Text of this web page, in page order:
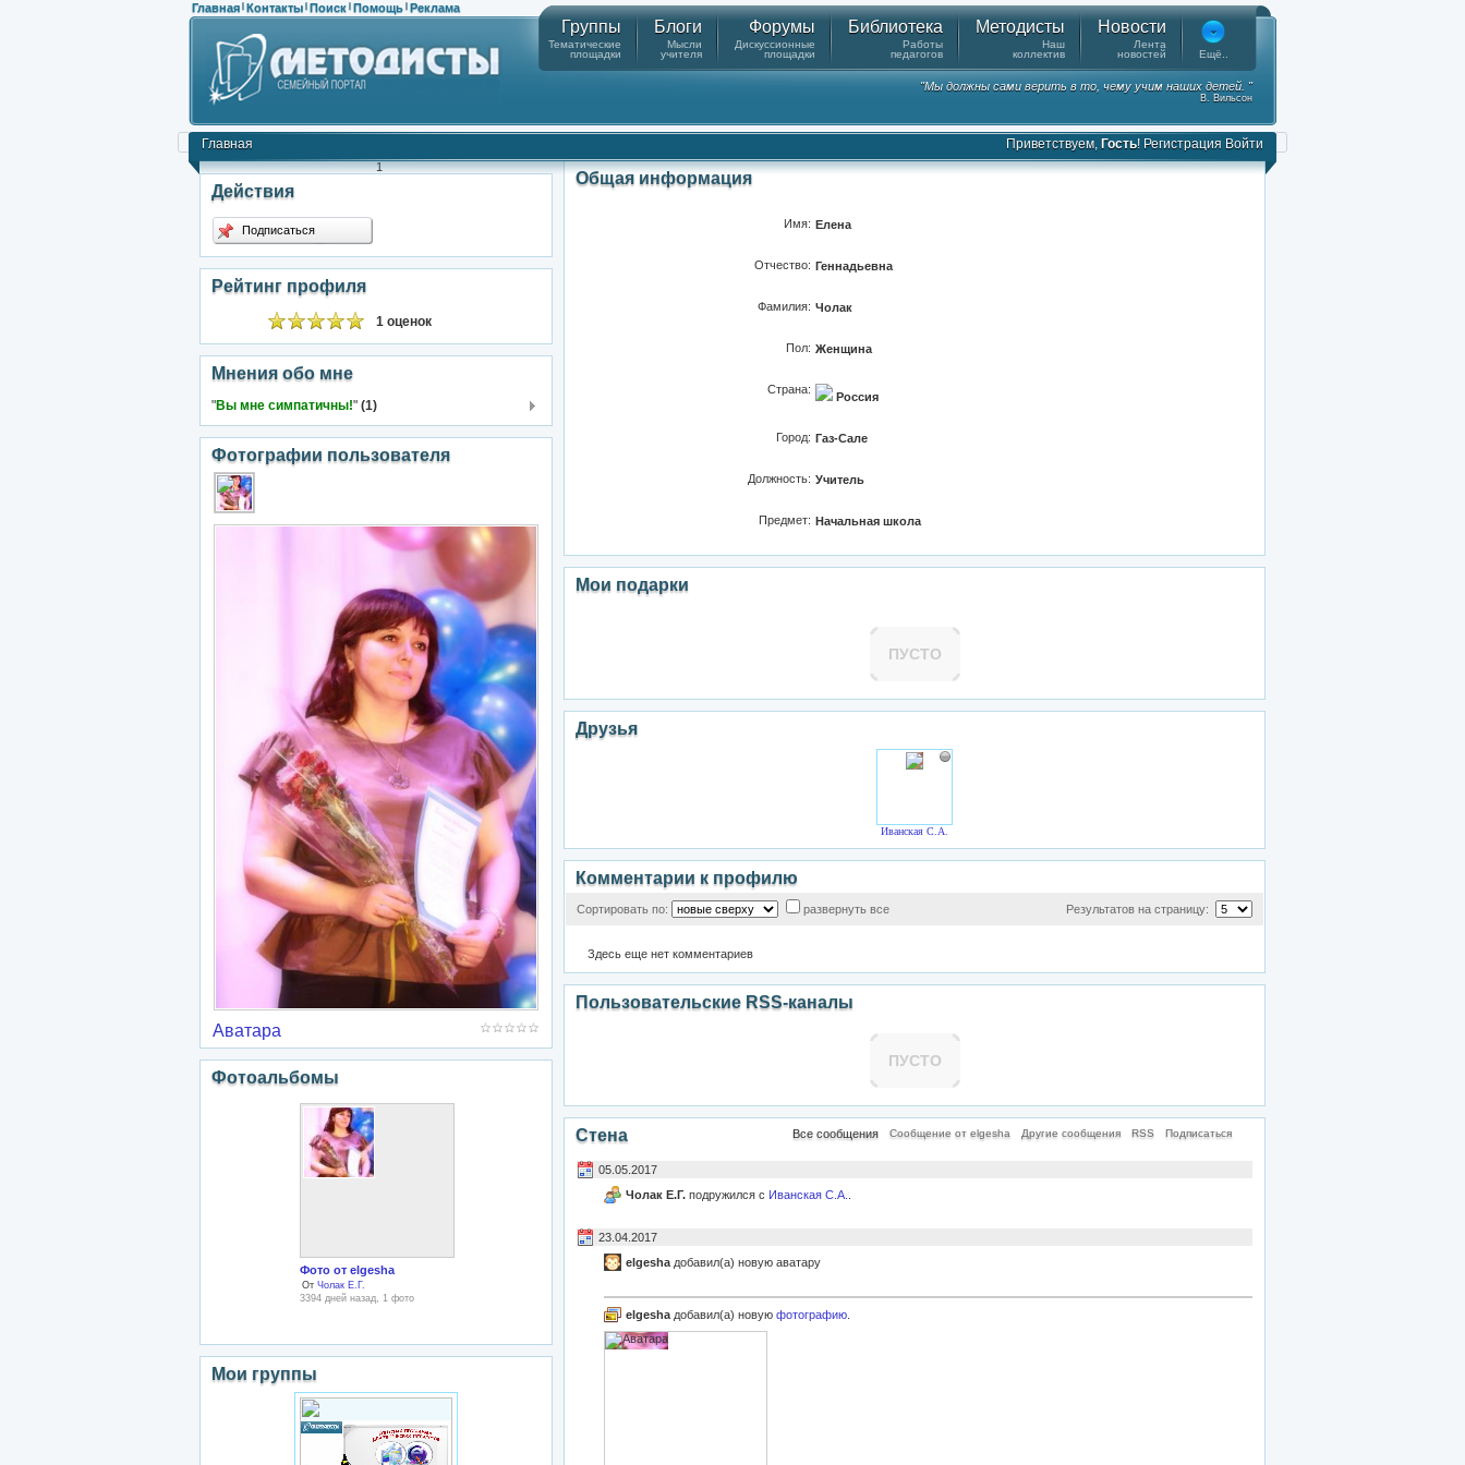
Главная | Контакты | Поиск | Помощь | Реклама
Группы
Тематические
площадки
Блоги
Мысли
учителя
Форумы
Дискуссионные
площадки
Библиотека
Работы
педагогов
Методисты
Наш
коллектив
Новости
Лента
новостей
Ещё..
"Мы должны сами верить в то, чему учим наших детей. "
В. Вильсон
Главная Приветствуем, Гость! Регистрация Войти
1
Действия
Подписаться
Рейтинг профиля
1 оценок
Мнения обо мне
"Вы мне симпатичны!" (1)
Фотографии пользователя
Аватара
Фотоальбомы
Фото от elgesha
От Чолак Е.Г.
3394 дней назад, 1 фото
Мои группы
Общая информация
Имя: Елена
Отчество: Геннадьевна
Фамилия: Чолак
Пол: Женщина
Страна:
Россия
Город: Газ-Сале
Должность: Учитель
Предмет: Начальная школа
Мои подарки
ПУСТО
Друзья
Иванская С.А.
Комментарии к профилю
Сортировать по: развернуть все Результатов на страницу:
Здесь еще нет комментариев
Пользовательские RSS-каналы
ПУСТО
Стена Все сообщения Сообщение от elgesha Другие сообщения RSS Подписаться
05.05.2017
Чолак Е.Г. подружился с Иванская С.А.
23.04.2017
elgesha добавил(а) новую аватару
elgesha добавил(а) новую фотографию